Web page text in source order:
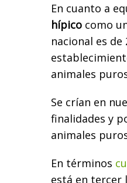
En cuanto a
hípico como
nacional es
animales
Se crían en
finalidades y
animales
En términos
está en tercer